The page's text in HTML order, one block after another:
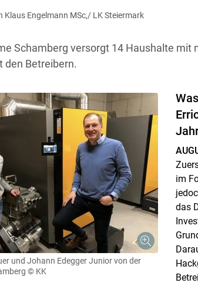
Klaus Engelmann MSc,/ LK Steiermark
Schamberg versorgt 14 Haushalte mit
den Betreibern.
und Johann Edegger Junior von der
© KK
im
das